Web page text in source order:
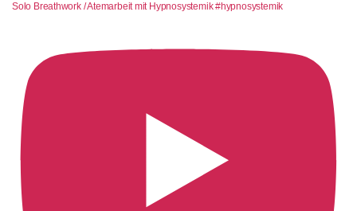
Solo Breathwork / Atemarbeit mit Hypnosystemik #hypnosystemik